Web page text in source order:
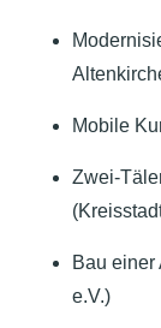
Mobile
Zwei-
Bau einer
e.V.)